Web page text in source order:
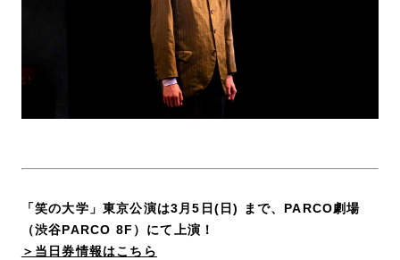
「笑の大学」東京公演は3月5日(日) まで、PARCO劇場
（渋谷PARCO 8F）にて上演！
＞当日券情報はこちら